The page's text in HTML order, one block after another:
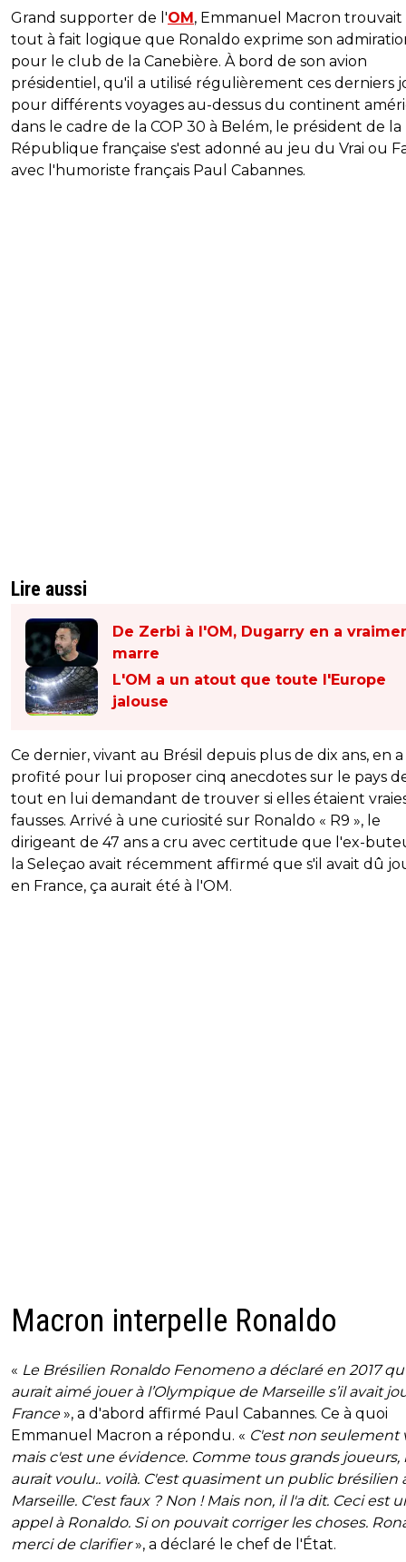
Grand supporter de l'OM , Emmanuel Macron trouvait
tout à fait logique que Ronaldo exprime son
pour le club de la Canebière. À bord de son avion
présidentiel, qu'il a utilisé régulièrement ces derniers
pour différents voyages au-dessus du continent
dans le cadre de la COP 30 à Belém, le président de la
République française s'est adonné au jeu du Vrai ou
avec l'humoriste français Paul Cabannes.
Lire aussi
De Zerbi à l'OM, Dugarry en a
marre
L'OM a un atout que toute l'Europe
jalouse
Ce dernier, vivant au Brésil depuis plus de dix ans, en a
profité pour lui proposer cinq anecdotes sur le pays
tout en lui demandant de trouver si elles étaient
fausses. Arrivé à une curiosité sur Ronaldo « R9 », le
dirigeant de 47 ans a cru avec certitude que l'ex-
la Seleçao avait récemment affirmé que s'il avait dû
en France, ça aurait été à l'OM.
Macron interpelle Ronaldo
« Le Brésilien Ronaldo Fenomeno a déclaré en 2017
aurait aimé jouer à l’Olympique de Marseille s’il avait
France», a d'abord affirmé Paul Cabannes. Ce à quoi
Emmanuel Macron a répondu. « C'est non seulement
mais c'est une évidence. Comme tous grands joueurs,
aurait voulu.. voilà. C'est quasiment un public brésilien
Marseille. C'est faux ? Non ! Mais non, il l'a dit. Ceci est
appel à Ronaldo. Si on pouvait corriger les choses.
merci de clarifier», a déclaré le chef de l'État.